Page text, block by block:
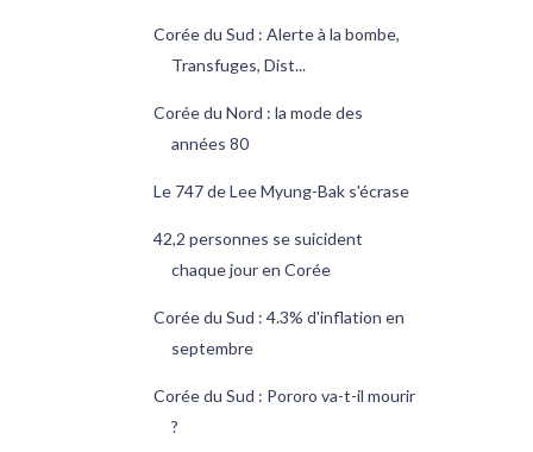
Corée du Sud : Alerte à la bombe,
Transfuges, Dist...
Corée du Nord : la mode des
années 80
Le 747 de Lee Myung-Bak s'écrase
42,2 personnes se suicident
chaque jour en Corée
Corée du Sud : 4.3% d'inflation en
septembre
Corée du Sud : Pororo va-t-il mourir
?